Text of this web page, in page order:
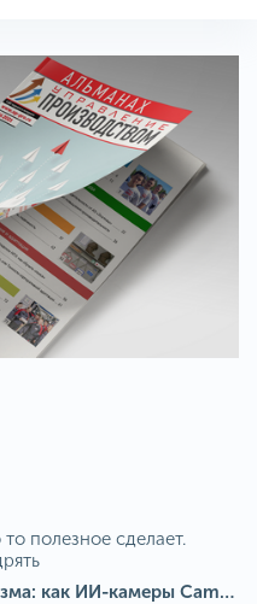
полезное сделает.
Стратегия нулевого травматизма: как ИИ-камеры Camkord снижают риск наезда на пешехода при работе на погрузчике